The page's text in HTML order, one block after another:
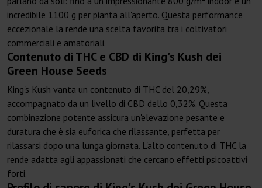
incredibile 1100 g per pianta all'aperto. Questa performance
eccezionale la rende una scelta favorita tra i coltivatori
commerciali e amatoriali.
Contenuto di THC e CBD di King's Kush dei
Green House Seeds
King's Kush vanta un contenuto di THC del 20,29%,
accompagnato da un livello di CBD dello 0,32%. Questa
combinazione potente assicura un'elevazione pesante e
duratura che è sia euforica che rilassante, perfetta per
rilassarsi dopo una lunga giornata. L'alto contenuto di THC la
rende adatta agli appassionati che cercano effetti psicoattivi
forti.